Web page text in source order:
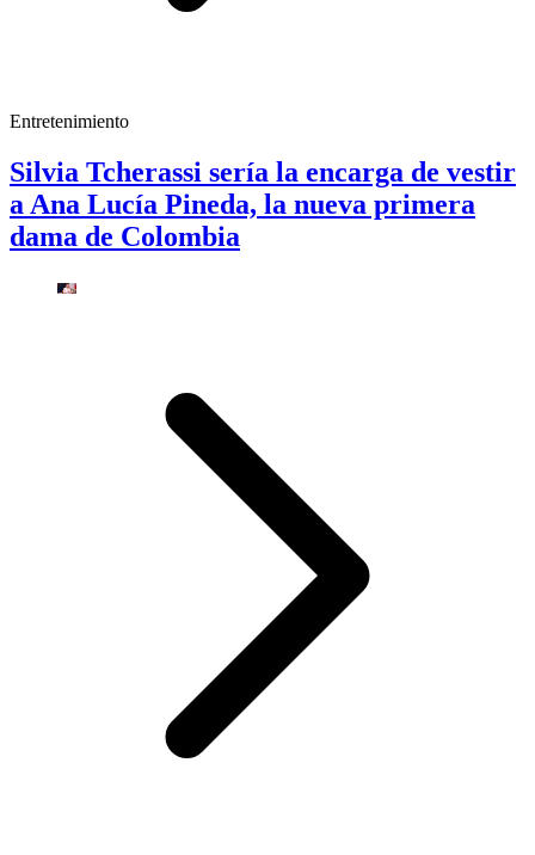
Entretenimiento
Silvia Tcherassi sería la encarga de vestir
a Ana Lucía Pineda, la nueva primera
dama de Colombia